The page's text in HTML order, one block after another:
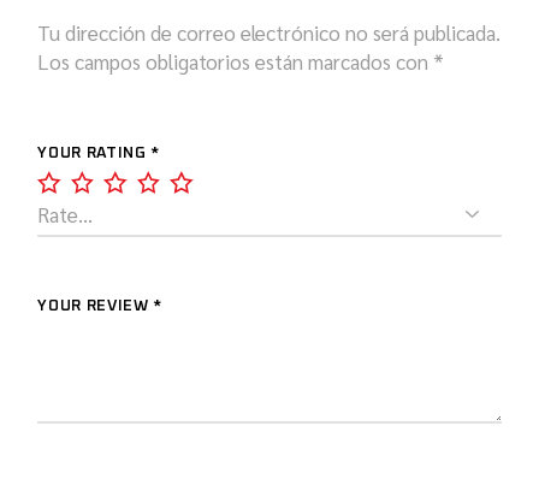
Tu dirección de correo electrónico no será publicada.
Los campos obligatorios están marcados con *
YOUR RATING *
YOUR REVIEW *